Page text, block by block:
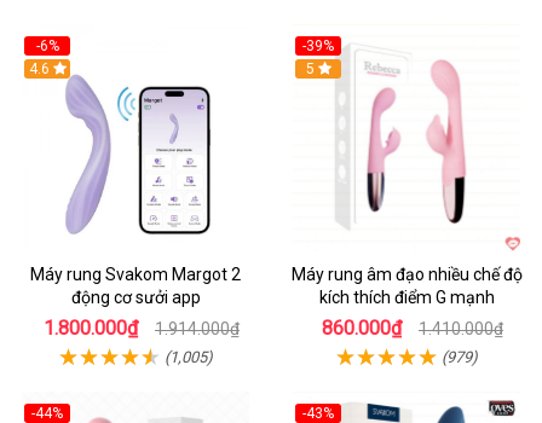
-6%
4.6
Máy rung Svakom Margot 2
động cơ sưởi app
1.800.000₫ 1.914.000₫
(1,005)
-39%
Hot
5
Máy rung âm đạo nhiều chế độ
kích thích điểm G mạnh
860.000₫ 1.410.000₫
(979)
-44%
-43%